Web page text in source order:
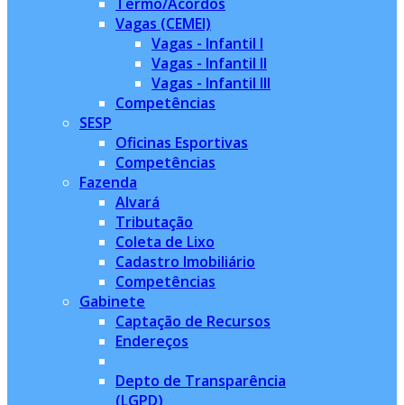
Vagas (CEMEI)
Vagas - Infantil I
Vagas - Infantil II
Vagas - Infantil III
Competências
SESP
Oficinas Esportivas
Competências
Fazenda
Alvará
Tributação
Coleta de Lixo
Cadastro Imobiliário
Competências
Gabinete
Captação de Recursos
Endereços
Depto de Transparência
(LGPD)